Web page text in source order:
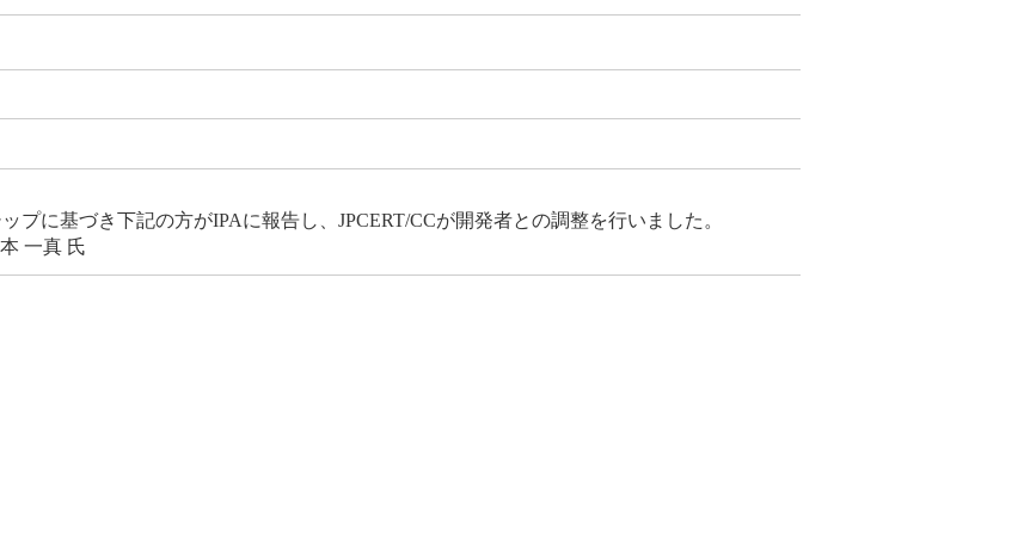
に基づき下記の方がIPAに報告し、JPCERT/CCが開発者との調整を行いました。
一真 氏